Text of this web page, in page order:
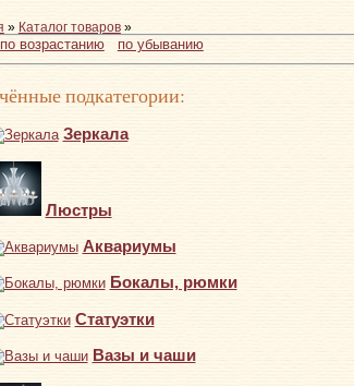
» Каталог товаров»
по возрастанию по убыванию
подкатегории:
Зеркала
Люстры
Аквариумы
Бокалы, рюмки
Статуэтки
Вазы и чаши